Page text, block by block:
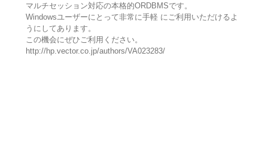
マルチセッション対応の本格的ORDBMSです。
Windowsユーザーにとって非常に手軽 にご利用いただけるよ
うにしてあります。
この機会にぜひご利用ください。
http://hp.vector.co.jp/authors/VA023283/